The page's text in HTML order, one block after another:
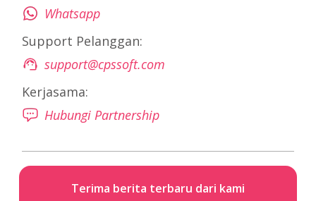
Whatsapp
Support Pelanggan:
support@cpssoft.com
Kerjasama:
Hubungi Partnership
Terima berita terbaru dari kami